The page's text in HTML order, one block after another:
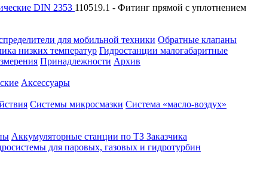
DIN 2353 110519.1 - Фитинг прямой с уплотнением
для мобильной техники Обратные клапаны
низких температур Гидростанции малогабаритные
Принадлежности Архив
Аксессуары
Системы микросмазки Система «масло-воздух»
Аккумуляторные станции по ТЗ Заказчика
для паровых, газовых и гидротурбин